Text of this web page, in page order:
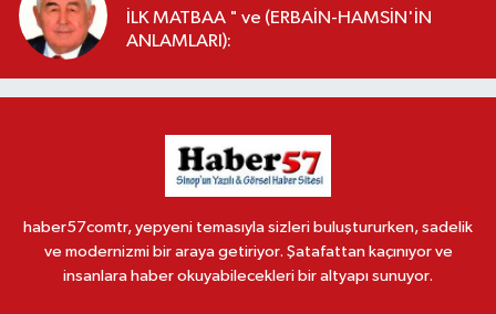
İLK MATBAA " ve (ERBAİN-HAMSİN'İN
ANLAMLARI):
haber57comtr, yepyeni temasıyla sizleri buluştururken, sadelik
ve modernizmi bir araya getiriyor. Şatafattan kaçınıyor ve
insanlara haber okuyabilecekleri bir altyapı sunuyor.